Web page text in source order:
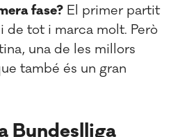
fase? El primer partit
de tot i marca molt. Però
una de les millors
també és un gran
Bundeslliga